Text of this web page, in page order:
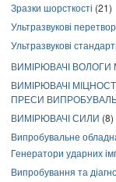
Зразки шорсткості (21)
Ультразвукові
Ультразвукові
ВИМІРЮВАЧІ ВОЛОГИ
ВИМІРЮВАЧІ
ПРЕСИ
ВИМІРЮВАЧІ СИЛИ (8)
Випробувальне
Генератори ударних
Випробування та